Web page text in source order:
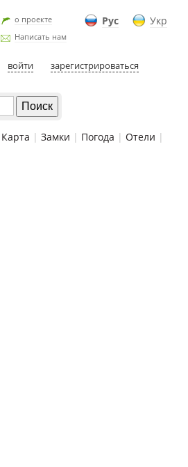
Рус Укр
о проекте
Написать нам
войти зарегистрироваться
Карта | Замки | Погода | Отели |